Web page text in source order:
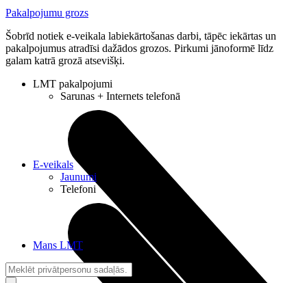
Pakalpojumu grozs
Šobrīd notiek e-veikala labiekārtošanas darbi, tāpēc iekārtas un
pakalpojumus atradīsi dažādos grozos. Pirkumi jānoformē līdz
galam katrā grozā atsevišķi.
LMT pakalpojumi
Sarunas + Internets telefonā
E-veikals
Jaunumi
Telefoni
Mans LMT